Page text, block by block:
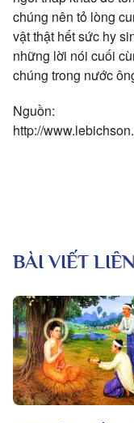
chúng nên tỏ lòng
vật thật hết sức hy
những lời nói cuối
chúng trong nước
Nguồn:
http://
BÀI VIẾT